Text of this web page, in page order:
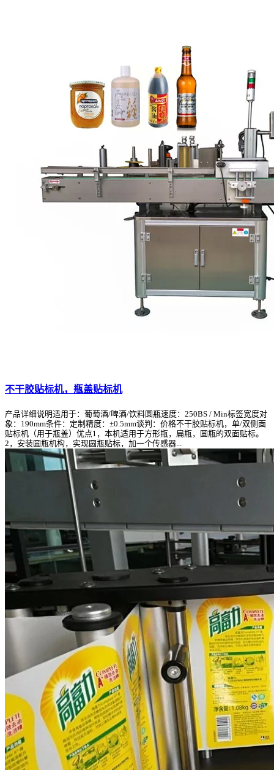
不干胶贴标机，瓶盖贴标机
产品详细说明适用于：葡萄酒/啤酒/饮料圆瓶速度：250BS / Min标签宽度对
象：190mm条件：定制精度：±0.5mm谈判：价格不干胶贴标机，单/双侧面
贴标机（用于瓶盖）优点1，本机适用于方形瓶，扁瓶，圆瓶的双面贴标。
2，安装圆瓶机构，实现圆瓶贴标，加一个传感器...